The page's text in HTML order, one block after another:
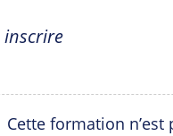
inscrire
Cette formation